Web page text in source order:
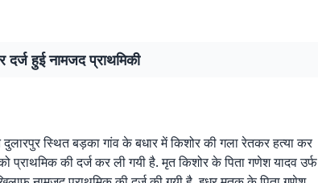
हुई नामजद प्राथमिकी
स्थित बड़का गांव के बधार में किशोर की गला रेतकर हत्या कर
प्राथमिक की दर्ज कर ली गयी है. मृत किशोर के पिता गणेश यादव उर्फ